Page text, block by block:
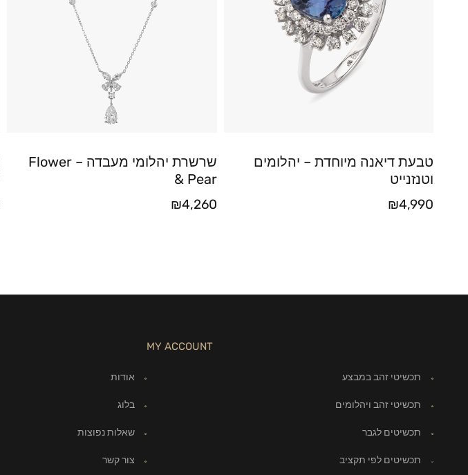
טבעת דיאנה מיוחדת – יהלומים
וטנזנייט
₪4,990
שרשרת יהלומי מעבדה – Flower
& Pear
₪4,260
MY ACCOUNT
תכשיטי זהב במבצע
תכשיטי זהב ויהלומים
תכשיטים לגבר
תכשיטים לפי תקציב
אודות
בלוג
שאלות נפוצות
צור קשר